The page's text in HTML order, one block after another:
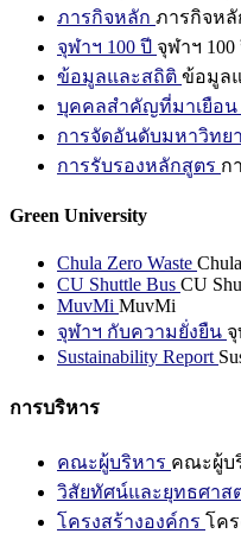
ภารกิจหลัก ภารกิจหลั
จุฬาฯ 100 ปี จุฬาฯ 100
ข้อมูลและสถิติ ข้อมูล
บุคคลสำคัญที่มาเยือน
การจัดอันดับมหาวิทย
การรับรองหลักสูตร ก
Green University
Chula Zero Waste
CU Shuttle Bus CU
MuvMi MuvMi
จุฬาฯ กับความยั่งยืน
Sustainability Report
การบริหาร
คณะผู้บริหาร คณะผู้บ
วิสัยทัศน์และยุทธศาส
โครงสร้างองค์กร โค